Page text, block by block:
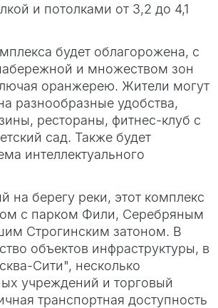
и потолками от 3,2 до 4,1
будет облагорожена, с
и множеством зон
оранжерею. Жители могут
разнообразные удобства,
рестораны, фитнес-клуб с
сад. Также будет
интеллектуального
на берегу реки, этот комплекс
с парком Фили, Серебряным
Строгинским затоном. В
объектов инфраструктуры, в
Сити", несколько
учреждений и торговый
транспортная доступность